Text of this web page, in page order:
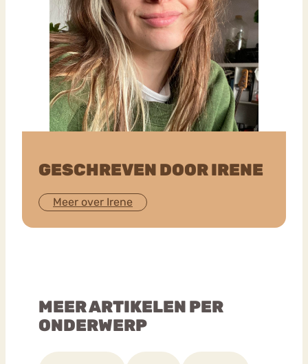
GESCHREVEN DOOR IRENE
Meer over Irene
MEER ARTIKELEN PER
ONDERWERP